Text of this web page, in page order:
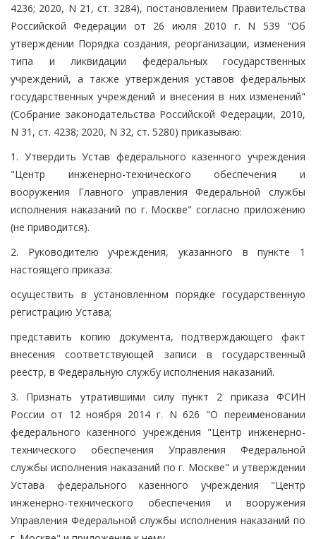
4236; 2020, N 21, ст. 3284), постановлением Правительства
Российской Федерации от 26 июля 2010 г. N 539 "Об
утверждении Порядка создания, реорганизации, изменения
типа и ликвидации федеральных государственных
учреждений, а также утверждения уставов федеральных
государственных учреждений и внесения в них изменений"
(Собрание законодательства Российской Федерации, 2010,
N 31, ст. 4238; 2020, N 32, ст. 5280) приказываю:
1. Утвердить Устав федерального казенного учреждения
"Центр инженерно-технического обеспечения и
вооружения Главного управления Федеральной службы
исполнения наказаний по г. Москве" согласно приложению
(не приводится).
2. Руководителю учреждения, указанного в пункте 1
настоящего приказа:
осуществить в установленном порядке государственную
регистрацию Устава;
представить копию документа, подтверждающего факт
внесения соответствующей записи в государственный
реестр, в Федеральную службу исполнения наказаний.
3. Признать утратившими силу пункт 2 приказа ФСИН
России от 12 ноября 2014 г. N 626 "О переименовании
федерального казенного учреждения "Центр инженерно-
технического обеспечения Управления Федеральной
службы исполнения наказаний по г. Москве" и утверждении
Устава федерального казенного учреждения "Центр
инженерно-технического обеспечения и вооружения
Управления Федеральной службы исполнения наказаний по